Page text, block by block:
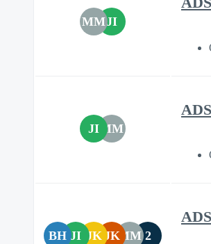
MMJI
JI MM
BH JI JK JKMM 2